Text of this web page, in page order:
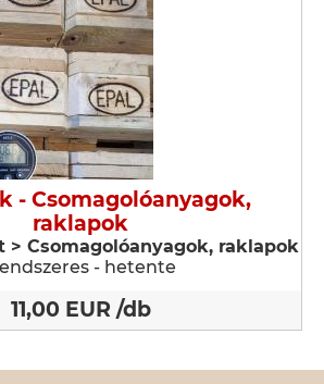
- Csomagolóanyagok,
raklapok
> Csomagolóanyagok, raklapok
- hetente
11,00 EUR /db